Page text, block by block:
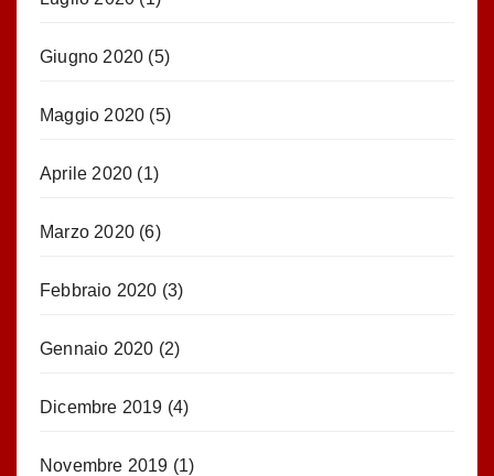
Giugno 2020 (5)
Maggio 2020 (5)
Aprile 2020 (1)
Marzo 2020 (6)
Febbraio 2020 (3)
Gennaio 2020 (2)
Dicembre 2019 (4)
Novembre 2019 (1)